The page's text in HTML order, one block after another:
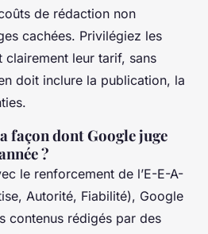
de rédaction non
cachées. Privilégiez les
leur tarif, sans
doit inclure la publication, la
façon dont Google juge
?
le renforcement de l’E-E-A-
Autorité, Fiabilité), Google
contenus rédigés par des